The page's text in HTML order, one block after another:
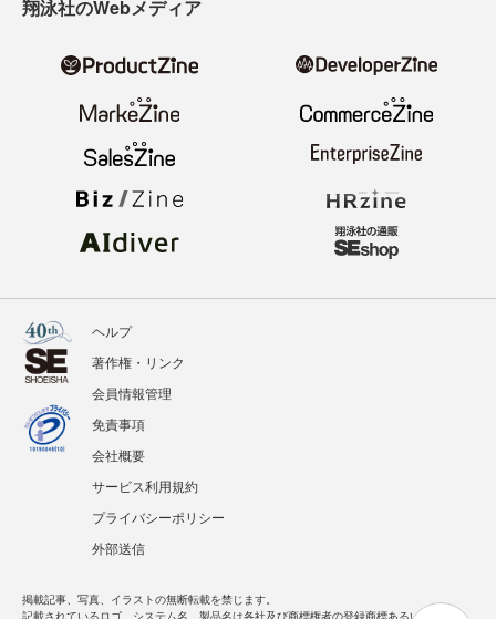
翔泳社のWebメディア
ヘルプ
著作権・リンク
会員情報管理
免責事項
会社概要
サービス利用規約
プライバシーポリシー
外部送信
掲載記事、写真、イラストの無断転載を禁じます。
記載されているロゴ、システム名、製品名は各社及び商標権者の登録商標あるいは商標で